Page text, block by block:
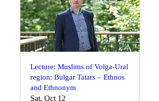
Lecture: Muslims of Volga-Ural
region: Bulgar Tatars – Ethnos
and Ethnonym
Sat, Oct 12